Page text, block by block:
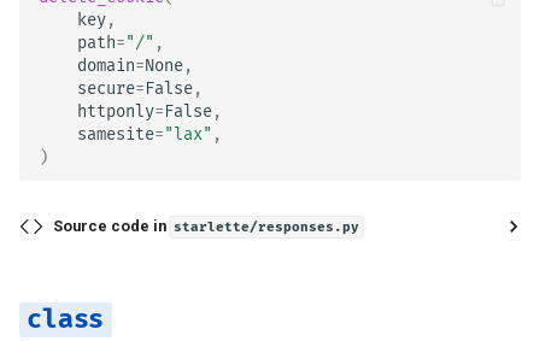
key,
path="/" ,
domain=None,
secure=False,
httponly=False,
samesite="lax" ,
)
Source code in starlette/responses.py